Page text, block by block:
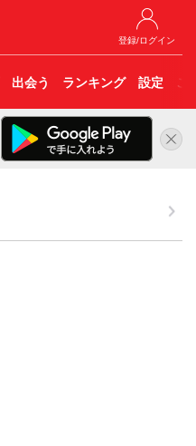
登録/ログイン
出会う ランキング 設定 こ